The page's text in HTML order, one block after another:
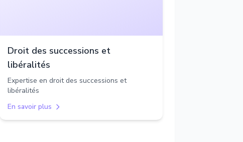
Droit des successions et
libéralités
Expertise en droit des successions et
libéralités
En savoir plus